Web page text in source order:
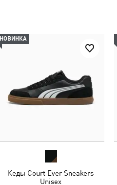
НОВИНКА
Кеды Court Ever Sneakers
Unisex